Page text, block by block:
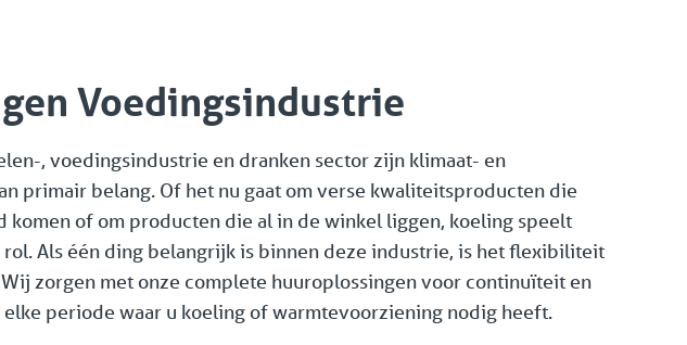
Voedingsindustrie
, voedingsindustrie en dranken sector zijn klimaat- en
primair belang. Of het nu gaat om verse kwaliteitsproducten die
komen of om producten die al in de winkel liggen, koeling speelt
Als één ding belangrijk is binnen deze industrie, is het flexibiliteit
zorgen met onze complete huuroplossingen voor continuïteit en
periode waar u koeling of warmtevoorziening nodig heeft.